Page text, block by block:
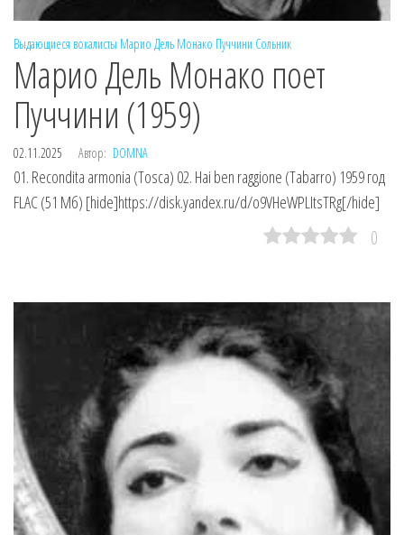
Выдающиеся вокалисты Марио Дель Монако Пуччини Сольник
Марио Дель Монако поет
Пуччини (1959)
02.11.2025 Автор: DOMNA
01. Recondita armonia (Tosca) 02. Hai ben raggione (Tabarro) 1959 год
FLAC (51 Мб) [hide]https://disk.yandex.ru/d/o9VHeWPLItsTRg[/hide]
0